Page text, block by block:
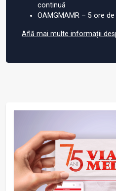
continuă
OAMGMAMR – 5 ore de
Află mai multe informații